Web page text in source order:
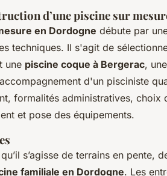
d’une piscine sur
en Dordogne débute par
techniques. Il s'agit de
une piscine coque à Bergerac,
d'un pisciniste
formalités administratives, choix
et pose des équipements.
s’agisse de terrains en pente,
familiale en Dordogne. Les